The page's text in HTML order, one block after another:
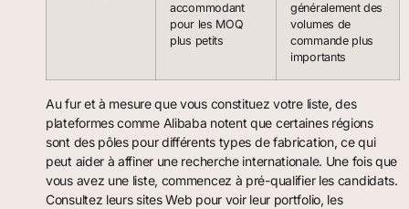
accommodant
pour les MOQ
plus petits
généralement des
volumes de
commande plus
importants
Au fur et à mesure que vous constituez votre liste, des
plateformes comme Alibaba notent que certaines régions
sont des pôles pour différents types de fabrication, ce qui
peut aider à affiner une recherche internationale. Une fois que
vous avez une liste, commencez à pré-qualifier les candidats.
Consultez leurs sites Web pour voir leur portfolio, les